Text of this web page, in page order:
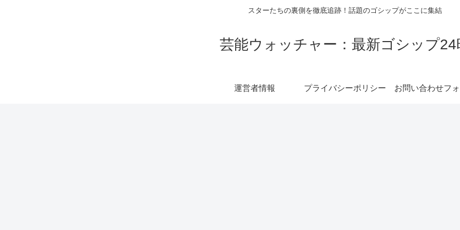
スターたちの裏側を徹底追跡！話題のゴシップがここに集結
芸能ウォッチャー：最新ゴシップ24
運営者情報 プライバシーポリシー お問い合わせフ